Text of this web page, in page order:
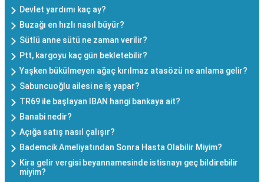
Devlet yardımı kaç ay?
Buzağı en hızlı nasıl büyür?
Sütlü anne sütü ne zaman verilir?
Ptt, kargoyu kaç gün bekletebilir?
Yaşken bükülmeyen ağaç kırılmaz atasözü ne anlama gelir?
Sabuncuoğlu ailesi ne iş yapar?
TR69 ile başlayan IBAN hangi bankaya ait?
Banabi nedir?
Açığa satış nasıl çalışır?
Bademcik Ameliyatından Sonra Hasta Olabilir Miyim?
Kira gelir vergisi beyannamesinde istisnayı geç bildirebilir
miyim?